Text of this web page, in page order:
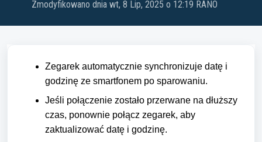
Zmodyfikowano dnia wt, 8 Lip, 2025 o 12:19 RANO
Zegarek automatycznie synchronizuje datę i
godzinę ze smartfonem po sparowaniu.
Jeśli połączenie zostało przerwane na dłuższy
czas, ponownie połącz zegarek, aby
zaktualizować datę i godzinę.